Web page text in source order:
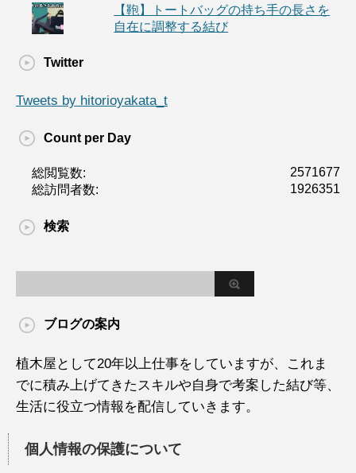
【鞄】トートバッグの持ち手の長さを
自在に調整する結び
Twitter
Tweets by hitorioyakata_t
Count per Day
2571677
総閲覧数:
1926351
総訪問者数:
検索
ブログの案内
植木屋として20年以上仕事をしていますが、これま
でに積み上げてきたスキルや自身で考案した結び等、
生活に役立つ情報を配信していきます。
個人情報の保護について